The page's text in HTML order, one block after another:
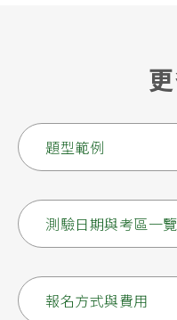
題型範例
測驗日期與考區一覽
報名方式與費用